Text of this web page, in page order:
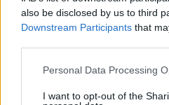
also be disclosed by us to third
Downstream Participants that
Please note that this website/
not limited to your visit or usage
Personal Data Processing
I want to opt-out of the
forrott eggyé az előadás.
produkció, a kiváló francia
néhaiJean-Pierre Ponnelle